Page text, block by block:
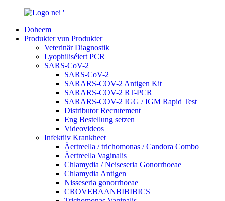
Doheem
Produkter vun Produkter
Veterinär Diagnostik
Lyophiliséiert PCR
SARS-CoV-2
SARS-CoV-2
SARARS-COV-2 Antigen Kit
SARARS-COV-2 RT-PCR
SARARS-COV-2 IGG / IGM Rapid Test
Distributor Recrutement
Eng Bestellung setzen
Videovideos
Infektiiv Krankheet
Äertreella / trichomonas / Candora Combo
Äertreella Vaginalis
Chlamydia / Neiseseria Gonorrhoeae
Chlamydia Antigen
Nisseseria gonorrhoeae
CROVEBAANBIBIBICS